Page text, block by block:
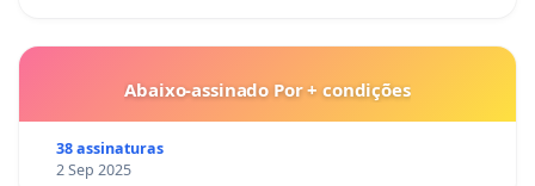
Abaixo-assinado Por + condições
38 assinaturas
2 Sep 2025